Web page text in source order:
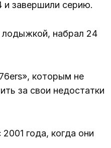
и завершили серию.
набрал 24
которым не
за свои недостатки
года, когда они